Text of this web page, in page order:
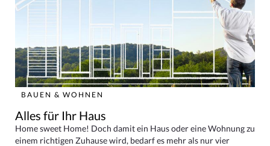
BAUEN & WOHNEN
Alles für Ihr Haus
Home sweet Home! Doch damit ein Haus oder eine Wohnung zu
einem richtigen Zuhause wird, bedarf es mehr als nur vier